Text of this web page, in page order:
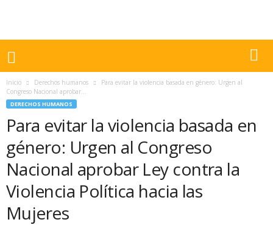
Inicio Derechos humanos
Para evitar la violencia basada en género: Urgen al
Congreso Nacional aprobar...
DERECHOS HUMANOS
Para evitar la violencia basada en
género: Urgen al Congreso
Nacional aprobar Ley contra la
Violencia Política hacia las
Mujeres